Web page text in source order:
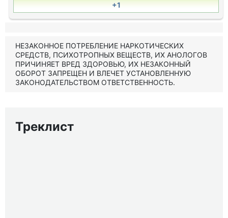
+1
НЕЗАКОННОЕ ПОТРЕБЛЕНИЕ НАРКОТИЧЕСКИХ
СРЕДСТВ, ПСИХОТРОПНЫХ ВЕЩЕСТВ, ИХ АНОЛОГОВ
ПРИЧИНЯЕТ ВРЕД ЗДОРОВЬЮ, ИХ НЕЗАКОННЫЙ
ОБОРОТ ЗАПРЕЩЕН И ВЛЕЧЕТ УСТАНОВЛЕННУЮ
ЗАКОНОДАТЕЛЬСТВОМ ОТВЕТСТВЕННОСТЬ.
Треклист